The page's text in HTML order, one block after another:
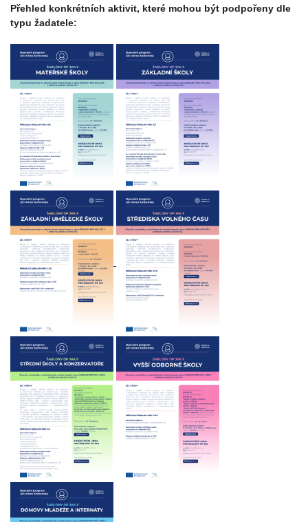
Přehled konkrétních aktivit, které mohou být podpořeny dle
typu žadatele: